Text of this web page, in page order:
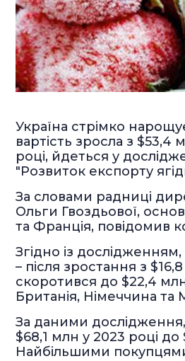
Україна стрімко
вартість зросла з $53,4
році, йдеться у
"Розвиток експорту
За словами радниці
Ольги Гвоздьової,
та Франція, повідомив
Згідно із
– після зростання з
скоротився до $22,4
Британія, Німеччина та
За даними дослідження,
$68,1 млн у 2023 році
Найбільшими